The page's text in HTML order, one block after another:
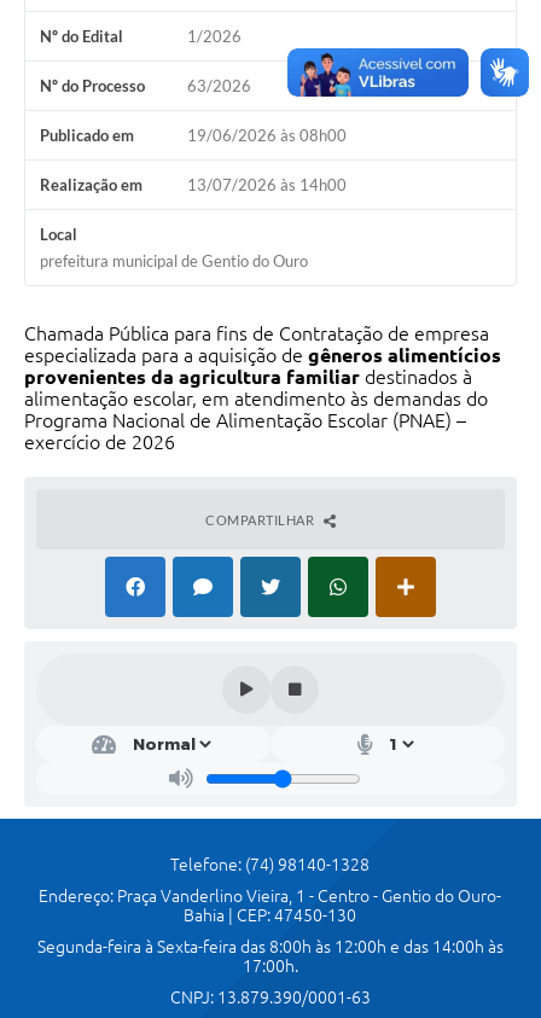
Telefones Úteis
Transparência
Jornal
Agenda
SIC
Nº do Edital 1/2026
Nº do Processo 63/2026
Publicado em 19/06/2026 às 08h00
Realização em 13/07/2026 às 14h00
Local
prefeitura municipal de Gentio do Ouro
Chamada Pública para fins de Contratação de empresa
especializada para a aquisição de gêneros alimentícios
provenientes da agricultura familiar destinados à
alimentação escolar, em atendimento às demandas do
Programa Nacional de Alimentação Escolar (PNAE) –
exercício de 2026
COMPARTILHAR
Telefone: (74) 98140-1328
Endereço: Praça Vanderlino Vieira, 1 - Centro - Gentio do Ouro-
Bahia | CEP: 47450-130
Segunda-feira à Sexta-feira das 8:00h às 12:00h e das 14:00h às
17:00h.
CNPJ: 13.879.390/0001-63